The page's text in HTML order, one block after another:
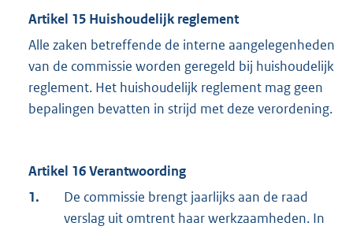
Artikel 15 Huishoudelijk reglement
Alle zaken betreffende de interne aangelegenheden
van de commissie worden geregeld bij huishoudelijk
reglement. Het huishoudelijk reglement mag geen
bepalingen bevatten in strijd met deze verordening.
Artikel 16 Verantwoording
1.
De commissie brengt jaarlijks aan de raad
verslag uit omtrent haar werkzaamheden. In